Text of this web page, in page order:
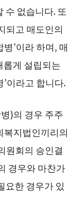
수 없습니다. 또
되고 매도인의
’이라 하며, 매
롭게 설립되는
이라고 합니다.
)의 경우 주주
복지법인끼리의
원회의 승인결
경우와 마찬가
요한 경우가 있